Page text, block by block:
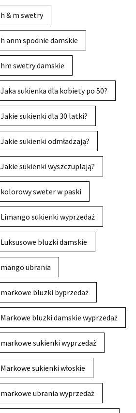
h & m swetry
h anm spodnie damskie
hm swetry damskie
Jaka sukienka dla kobiety po 50?
Jakie sukienki dla 30 latki?
Jakie sukienki odmładzają?
Jakie sukienki wyszczuplają?
kolorowy sweter w paski
Limango sukienki wyprzedaż
Luksusowe bluzki damskie
mango ubrania
markowe bluzki byprzedaż
Markowe bluzki damskie wyprzedaż
markowe sukienki wyprzedaż
Markowe sukienki włoskie
markowe ubrania wyprzedaż